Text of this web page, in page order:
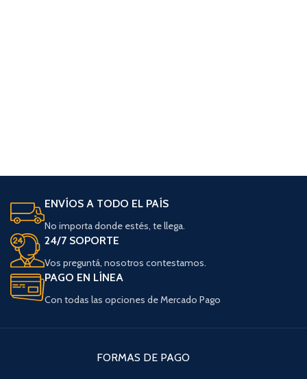
ENVÍOS A TODO EL PAÍS
No importa donde estés, te llega.
24/7 SOPORTE
Vos preguntá, nosotros contestamos.
PAGO EN LÍNEA
Con todas las opciones de Mercado Pago
FORMAS DE PAGO